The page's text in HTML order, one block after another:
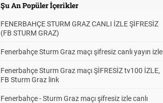
Şu An Popüler İçerikler
FENERBAHÇE STURM GRAZ CANLI İZLE ŞİFRESİZ
(FB STURM GRAZ)
Fenerbahçe Sturm Graz maçı şifresiz canlı yayın izle
Fenerbahçe Sturm Graz maçı ŞİFRESİZ tv100 İZLE,
FB Sturm Graz link
Fenerbahçe - Sturm Graz maçı şifresiz izle canlı